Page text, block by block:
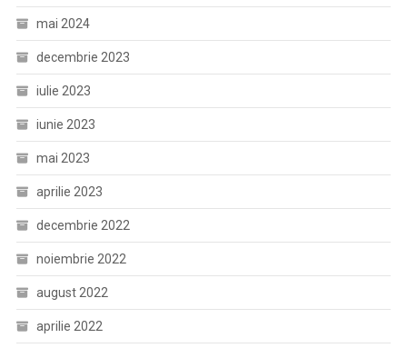
mai 2024
decembrie 2023
iulie 2023
iunie 2023
mai 2023
aprilie 2023
decembrie 2022
noiembrie 2022
august 2022
aprilie 2022